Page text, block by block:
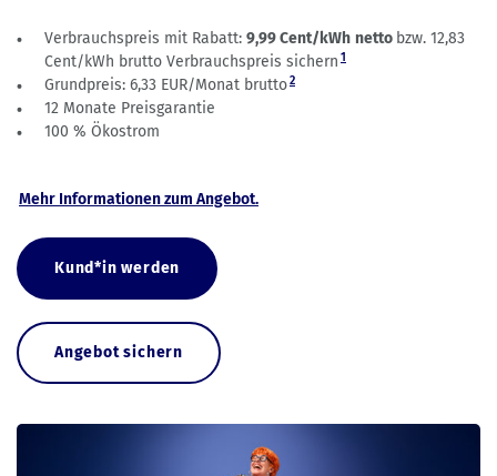
Verbrauchspreis mit Rabatt: 9,99 Cent/kWh netto bzw. 12,83
Cent/kWh brutto Verbrauchspreis sichern 1
Grundpreis: 6,33 EUR/Monat brutto2
12 Monate Preisgarantie
100 % Ökostrom
Mehr Informationen zum Angebot.
Kund*in werden
Angebot sichern